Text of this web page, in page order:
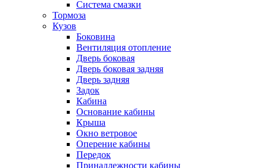
Система смазки
Тормоза
Кузов
Боковина
Вентиляция отопление
Дверь боковая
Дверь боковая задняя
Дверь задняя
Задок
Кабина
Основание кабины
Крыша
Окно ветровое
Оперение кабины
Передок
Принадлежности кабины